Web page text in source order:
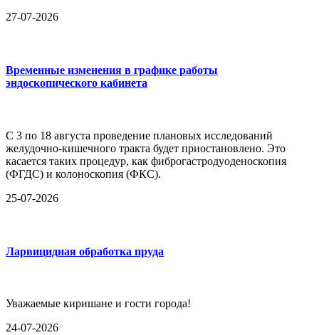
27-07-2026
Временные изменения в графике работы
эндоскопического кабинета
С 3 по 18 августа проведение плановых исследований
желудочно-кишечного тракта будет приостановлено. Это
касается таких процедур, как фиброгастродуоденоскопия
(ФГДС) и колоноскопия (ФКС).
25-07-2026
Ларвицидная обработка пруда
Уважаемые киришане и гости города!
24-07-2026